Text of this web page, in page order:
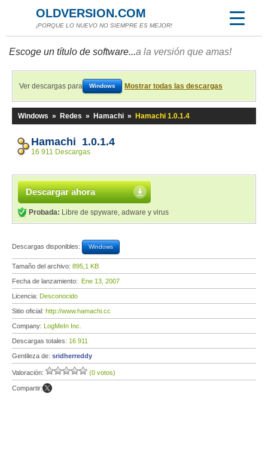
OLDVERSION.COM
¡PORQUE LO NUEVO NO SIEMPRE ES MEJOR!
Escoge un título de software...a la versión que amas!
Ver descargas para Windows Mostrar todas las descargas
Windows » Redes » Hamachi » Hamachi 1.0.1.4
Hamachi 1.0.1.4
16 911 Descargas
Descargar ahora
Probada: Libre de spyware, adware y virus
Descargas disponibles: Windows
Tamaño del archivo: 895,1 KB
Fecha de lanzamiento: Ene 13, 2007
Licencia: Desconocido
Sitio oficial: http://www.hamachi.cc
Company: LogMeIn Inc.
Descargas totales: 16 911
Gentileza de: sridherreddy
Valoración: (0 votos)
Compartir: